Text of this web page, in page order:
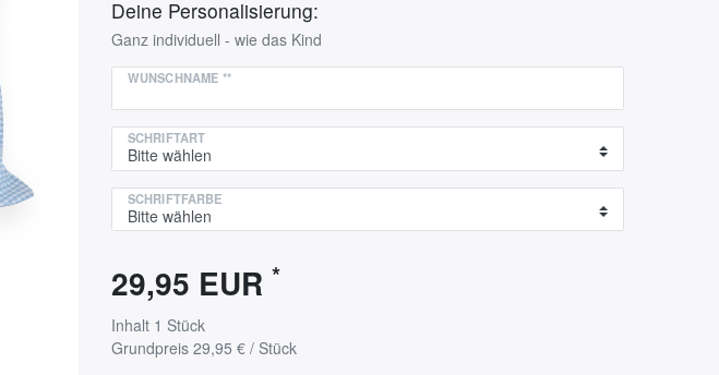
Deine Personalisierung:
Ganz individuell - wie das Kind
WUNSCHNAME **
SCHRIFTART
SCHRIFTFARBE
29,95 EUR *
Inhalt 1 Stück
Grundpreis 29,95 € / Stück